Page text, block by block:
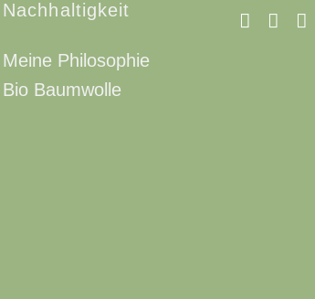
Nachhaltigkeit
Meine Philosophie
Bio Baumwolle